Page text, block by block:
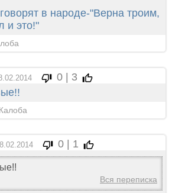
в народе-"Верна троим,
и это!"
0 | 3
0 | 1
Вся переписка